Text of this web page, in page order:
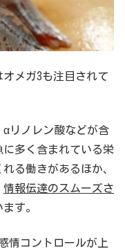
メガ3も注目されて
αリノレン酸などが含
多く含まれている栄
る働きがあるほか、
情報伝達のスムーズさ
す。
情コントロールが上